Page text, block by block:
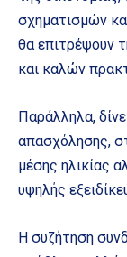
σχηματισμών
θα επιτρέψουν
και καλών
Παράλληλα,
απασχόλησης,
μέσης ηλικίας
υψηλής
Η συζήτηση